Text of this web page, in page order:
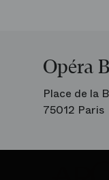
Opéra
Place de la
75012 Paris